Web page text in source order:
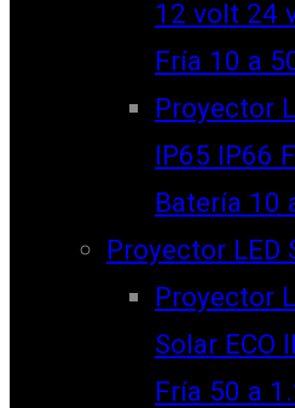
12 volt 24
Fría 10 a
Proyector
IP65 IP66
Batería 10
Proyector LED
Proyector
Solar ECO
Fría 50 a